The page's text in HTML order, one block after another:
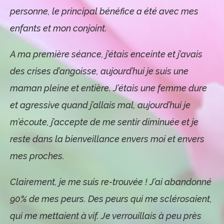
personne, le principal bénéfice a été avec mes
enfants et mon conjoint.
A ma première séance, j’étais enceinte et j’avais
des crises d’angoisse, aujourd’hui je suis une
maman pleine et entière. J’étais une femme dure
et agressive quand j’allais mal, aujourd’hui je
m’écoute, j’accepte de me sentir diminuée et je
reste dans la bienveillance envers moi et envers
mes proches.
Clairement, je me suis re-trouvée ! J’ai abandonné
90% de mes peurs. Des peurs qui me sclérosaient,
qui me mettaient à vif. Je verrouillais à peu près